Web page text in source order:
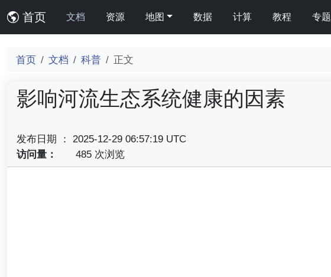
首页 文档 资源 地图 数据 计算 教程 专题
首页 文档 科普 正文
影响河流生态系统健康的因素
发布日期 ： 2025-12-29 06:57:19 UTC
访问量：
485 次浏览